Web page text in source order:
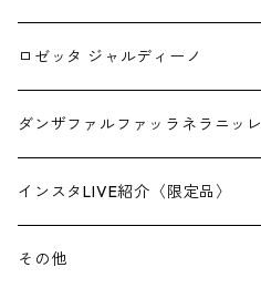
3月
4月
5月
6月
チャーム
1.5mm幅
2.0mm幅
ロゼッタ ジャルディーノ
ダンザファルファッラネラニッレ
インスタLIVE紹介〈限定品〉
その他